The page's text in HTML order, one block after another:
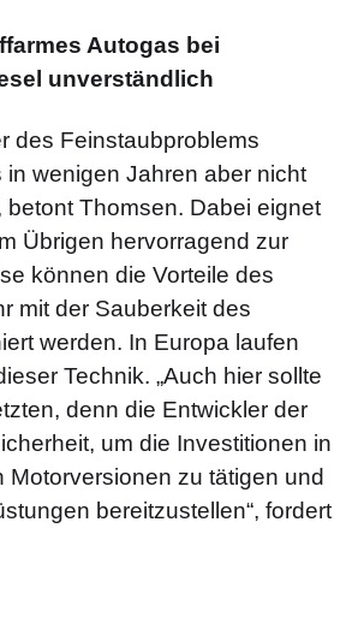
Autogas bei
unverständlich
des Feinstaubproblems
wenigen Jahren aber nicht
betont Thomsen. Dabei eignet
Übrigen hervorragend zur
können die Vorteile des
mit der Sauberkeit des
werden. In Europa laufen
Technik. „Auch hier sollte
denn die Entwickler der
um die Investitionen in
zu tätigen und
bereitzustellen“, fordert